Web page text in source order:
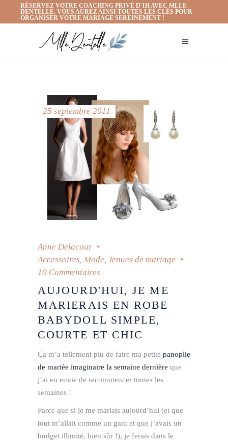
RÉSERVEZ VOTRE COACHING PRIVÉ D'1H AVEC MLLE
DENTELLE. VOUS AUREZ AINSI TOUTES LES CLÉS POUR
ORGANISER VOTRE MARIAGE SEREINEMENT !
25 septembre 2011
Anne Delacour
Accessoires, Mode, Tenues de mariage
10 Commentaires
AUJOURD'HUI, JE ME
MARIERAIS EN ROBE
BABYDOLL SIMPLE,
COURTE ET CHIC
Ça m’a tellement plu de faire ma petite panoplie
de mariée imaginaire la semaine dernière que
j’ai eu envie de recommencer toutes les
semaines !
Parce que si je me mariais aujourd’hui (et que
tout m’allait comme un gant et que j’avais un
budget illimité, bien sûr !), je ferais dans le